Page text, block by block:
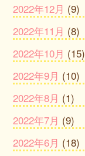
2022年12月 (9)
2022年11月 (8)
2022年10月 (15)
2022年9月 (10)
2022年8月 (1)
2022年7月 (9)
2022年6月 (18)